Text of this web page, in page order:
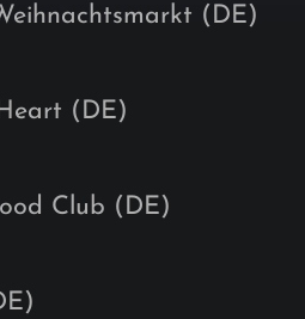
(DE)
(DE)
Club (DE)